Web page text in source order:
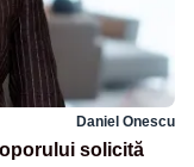
Daniel Onescu
solicită